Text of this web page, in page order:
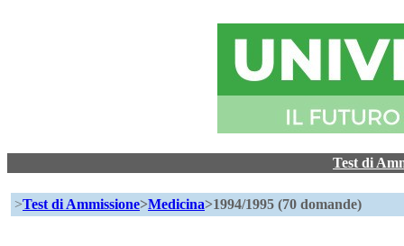
Test di
>Test di Ammissione>Medicina>1994/1995 (70 domande)